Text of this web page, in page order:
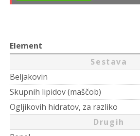
Element
Sestava
Beljakovin
Skupnih lipidov (maščob)
Ogljikovih hidratov, za razliko
Drugih